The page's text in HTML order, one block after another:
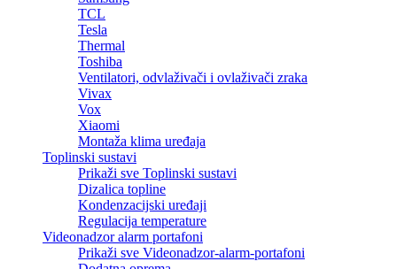
TCL
Tesla
Thermal
Toshiba
Ventilatori, odvlaživači i ovlaživači zraka
Vivax
Vox
Xiaomi
Montaža klima uređaja
Toplinski sustavi
Prikaži sve Toplinski sustavi
Dizalica topline
Kondenzacijski uređaji
Regulacija temperature
Videonadzor alarm portafoni
Prikaži sve Videonadzor-alarm-portafoni